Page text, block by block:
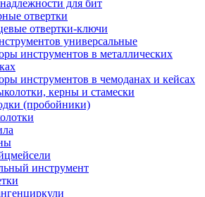
для бит
отвертки
отвертки-ключи
универсальные
инструментов в металлических
инструментов в чемоданах и кейсах
керны и стамески
(пробойники)
инструмент